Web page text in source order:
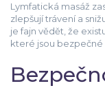
Lymfatická masáž
zlepšují trávení a
je fajn vědět, že
které jsou